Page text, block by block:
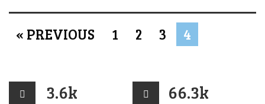
« PREVIOUS 1 2 3 4
3.6k 66.3k